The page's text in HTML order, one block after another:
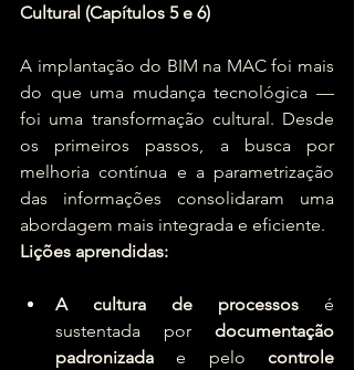
Cultural (Capítulos 5 e 6)
A implantação do BIM na MAC foi mais
do que uma mudança tecnológica —
foi uma transformação cultural. Desde
os primeiros passos, a busca por
melhoria contínua e a parametrização
das informações consolidaram uma
abordagem mais integrada e eficiente.
Lições aprendidas:
A cultura de processos é
sustentada por documentação
padronizada e pelo controle